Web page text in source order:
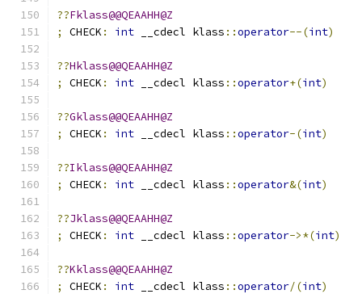
??Fklass@@QEAAHH@Z
;
CHECK : int __cdecl klass ::operator--(int)
??Hklass@@QEAAHH@Z
;
CHECK : int __cdecl klass ::operator+(int)
??Gklass@@QEAAHH@Z
;
CHECK : int __cdecl klass ::operator-(int)
??Iklass@@QEAAHH@Z
;
CHECK : int __cdecl klass ::operator&(int)
??Jklass@@QEAAHH@Z
;
CHECK : int __cdecl klass ::operator->*(int)
??Kklass@@QEAAHH@Z
;
CHECK : int __cdecl klass ::operator/(int)